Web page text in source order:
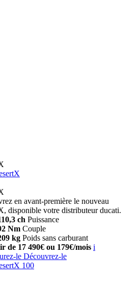
en avant-première le nouveau
disponible votre distributeur ducati.
ch Puissance
Nm Couple
kg Poids sans carburant
de 17 490€ ou 179€/mois i
le Découvrez-le
100